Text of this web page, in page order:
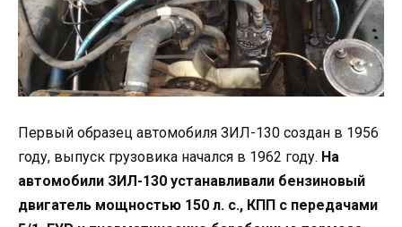
Первый образец автомобиля ЗИЛ-130 создан в 1956
году, выпуск грузовика начался в 1962 году. На
автомобили ЗИЛ-130 устанавливали бензиновый
двигатель мощностью 150 л. с., КПП с передачами